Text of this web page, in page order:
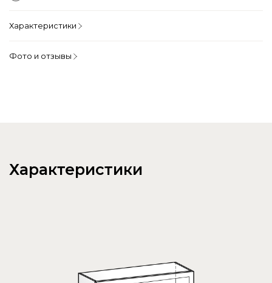
Характеристики
Фото и отзывы
Характеристики